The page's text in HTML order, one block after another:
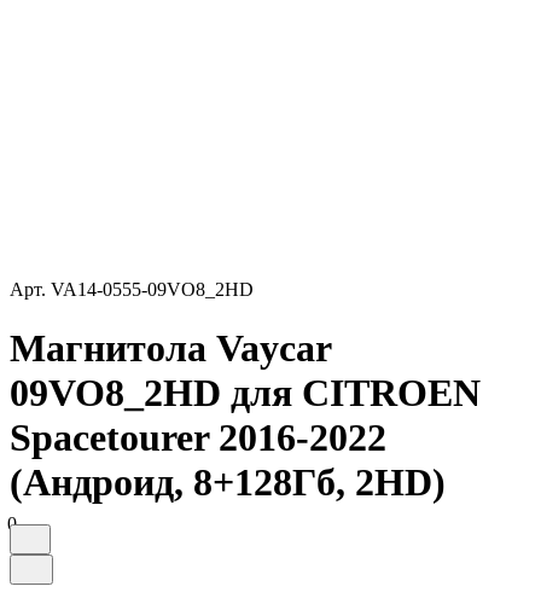
Арт. VA14-0555-09VO8_2HD
Магнитола Vaycar
09VO8_2HD для CITROEN
Spacetourer 2016-2022
(Андроид, 8+128Гб, 2HD)
0